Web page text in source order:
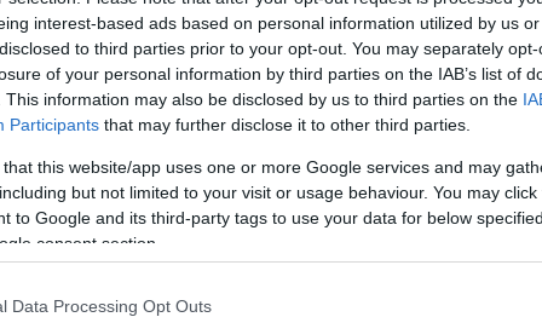
interest-based ads based on personal information utilized by us
to third parties prior to your opt-out. You may separately
of your personal information by third parties on the IAB’s list of
This information may also be disclosed by us to third parties on the
Participants that may further disclose it to other third parties.
that this website/app uses one or more Google services and may
but not limited to your visit or usage behaviour. You may
to Google and its third-party tags to use your data for below
consent section.
Data Processing Opt Outs
σάλο που προκλήθηκε για την προκήρυξη
τουΕΣΥ.
εν μέσω
στουςνοσοκομειακούς γιατρούςαλλά
η Ομοσπονδία των νοσοκομειακών
που απέστειλε στη